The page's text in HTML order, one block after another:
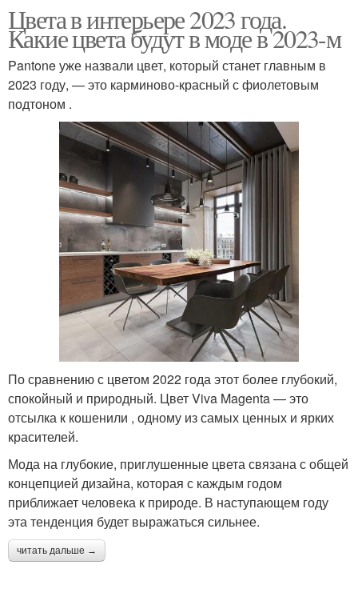
Цвета в интерьере 2023 года.
Какие цвета будут в моде в 2023-м
Pantone уже назвали цвет, который станет главным в
2023 году, — это карминово-красный с фиолетовым
подтоном .
По сравнению с цветом 2022 года этот более глубокий,
спокойный и природный. Цвет Viva Magenta — это
отсылка к кошенили , одному из самых ценных и ярких
красителей.
Мода на глубокие, приглушенные цвета связана с общей
концепцией дизайна, которая с каждым годом
приближает человека к природе. В наступающем году
эта тенденция будет выражаться сильнее.
читать дальше →